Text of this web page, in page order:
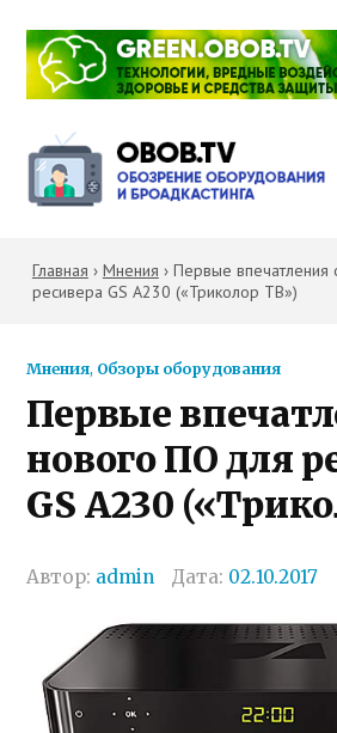
Главная › Мнения › Первые впечатления
ресивера GS A230 («Триколор ТВ»)
Мнения, Обзоры оборудования
Первые
нового ПО для
GS A230
Автор: admin Дата: 02.10.2017